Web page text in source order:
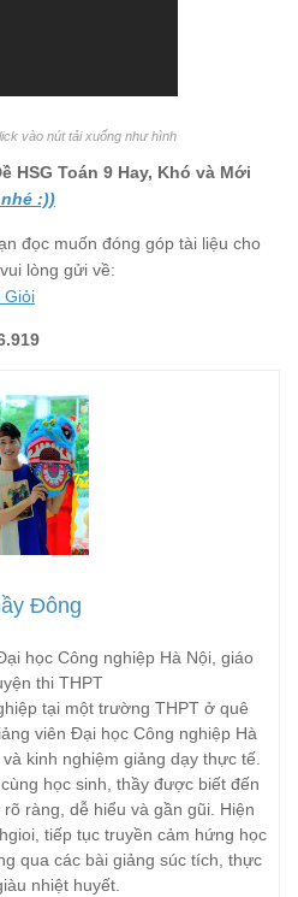
vào nút tải xuống như hình
HSG Toán 9 Hay, Khó và Mới
:))
đọc muốn đóng góp tài liệu cho
, vui lòng gửi về:
Giỏi
Đông
học Công nghiệp Hà Nội, giáo
thi THPT
tại một trường THPT ở quê
viên Đại học Công nghiệp Hà
kinh nghiệm giảng dạy thực tế.
học sinh, thầy được biết đến
ràng, dễ hiểu và gần gũi. Hiện
tiếp tục truyền cảm hứng học
qua các bài giảng súc tích, thực
nhiệt huyết.